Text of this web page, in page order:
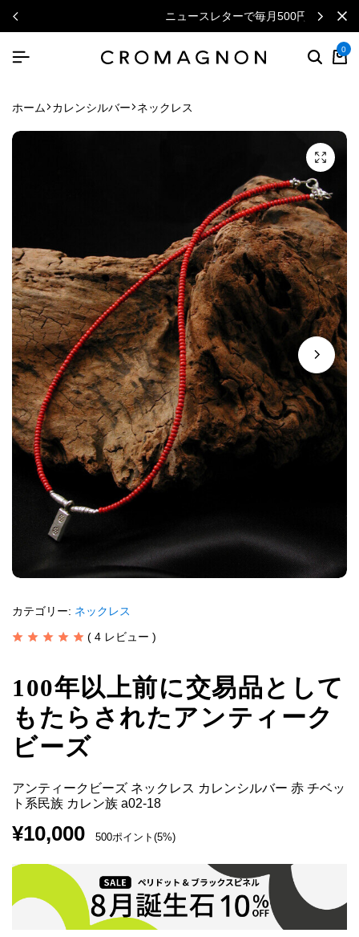
ニュースレターで毎月500円クーポン
0
ホーム カレンシルバー ネックレス
カテゴリー: ネックレス
( 4 レビュー )
100年以上前に交易品として
もたらされたアンティーク
ビーズ
アンティークビーズ ネックレス カレンシルバー 赤 チベッ
ト系民族 カレン族 a02-18
¥10,000 500ポイント(5%)